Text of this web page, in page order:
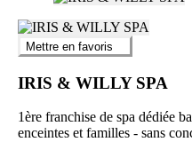
Mettre en favoris
IRIS & WILLY SPA
1ère franchise de spa dédiée
enceintes et familles - sans